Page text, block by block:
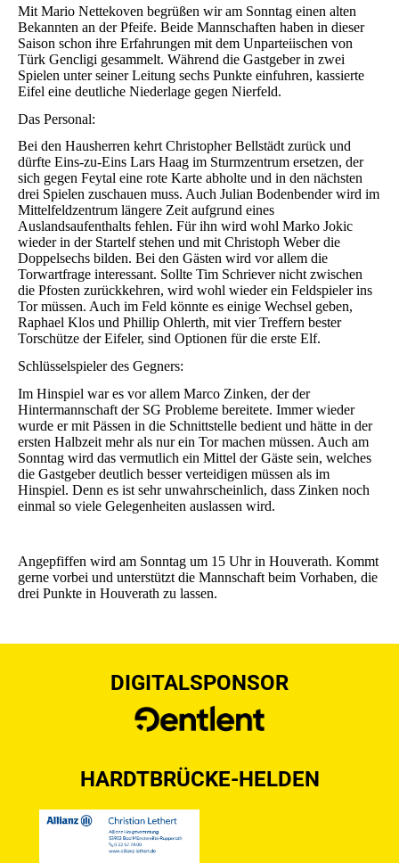
Mit Mario Nettekoven begrüßen wir am Sonntag einen alten
Bekannten an der Pfeife. Beide Mannschaften haben in dieser
Saison schon ihre Erfahrungen mit dem Unparteiischen von
Türk Gencligi gesammelt. Während die Gastgeber in zwei
Spielen unter seiner Leitung sechs Punkte einfuhren, kassierte
Eifel eine deutliche Niederlage gegen Nierfeld.
Das Personal:
Bei den Hausherren kehrt Christopher Bellstädt zurück und
dürfte Eins-zu-Eins Lars Haag im Sturmzentrum ersetzen, der
sich gegen Feytal eine rote Karte abholte und in den nächsten
drei Spielen zuschauen muss. Auch Julian Bodenbender wird im
Mittelfeldzentrum längere Zeit aufgrund eines
Auslandsaufenthalts fehlen. Für ihn wird wohl Marko Jokic
wieder in der Startelf stehen und mit Christoph Weber die
Doppelsechs bilden. Bei den Gästen wird vor allem die
Torwartfrage interessant. Sollte Tim Schriever nicht zwischen
die Pfosten zurückkehren, wird wohl wieder ein Feldspieler ins
Tor müssen. Auch im Feld könnte es einige Wechsel geben,
Raphael Klos und Phillip Ohlerth, mit vier Treffern bester
Torschütze der Eifeler, sind Optionen für die erste Elf.
Schlüsselspieler des Gegners:
Im Hinspiel war es vor allem Marco Zinken, der der
Hintermannschaft der SG Probleme bereitete. Immer wieder
wurde er mit Pässen in die Schnittstelle bedient und hätte in der
ersten Halbzeit mehr als nur ein Tor machen müssen. Auch am
Sonntag wird das vermutlich ein Mittel der Gäste sein, welches
die Gastgeber deutlich besser verteidigen müssen als im
Hinspiel. Denn es ist sehr unwahrscheinlich, dass Zinken noch
einmal so viele Gelegenheiten auslassen wird.
Angepfiffen wird am Sonntag um 15 Uhr in Houverath. Kommt
gerne vorbei und unterstützt die Mannschaft beim Vorhaben, die
drei Punkte in Houverath zu lassen.
DIGITALSPONSOR
HARDTBRÜCKE-HELDEN